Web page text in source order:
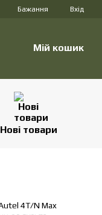
Бажання Вхід
Мій кошик
Нові товари